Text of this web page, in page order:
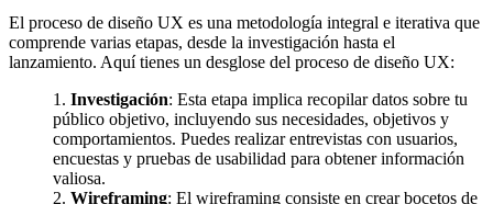
Calidad,
Eventos
de
Mercadotecnia,
Eventos
Publicitarios,
Colecciónes,
Marcas,
El proceso de diseño UX es una metodología integral e iterativa que
comprende varias etapas, desde la investigación hasta el
lanzamiento. Aquí tienes un desglose del proceso de diseño UX:
1. Investigación: Esta etapa implica recopilar datos sobre tu
público objetivo, incluyendo sus necesidades, objetivos y
comportamientos. Puedes realizar entrevistas con usuarios,
encuestas y pruebas de usabilidad para obtener información
valiosa.
2. Wireframing: El wireframing consiste en crear bocetos de